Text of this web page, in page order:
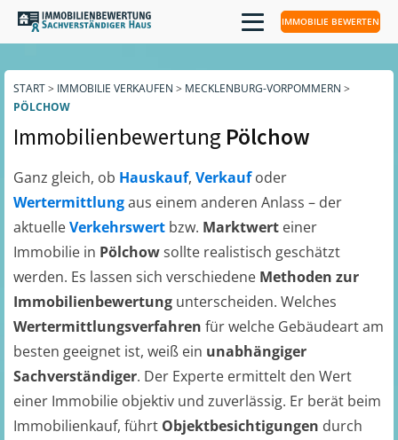
IMMOBILIE BEWERTEN
START> IMMOBILIE VERKAUFEN > MECKLENBURG-VORPOMMERN >
PÖLCHOW
Immobilienbewertung Pölchow
Ganz gleich, ob Hauskauf, Verkaufoder
Wertermittlungaus einem anderen Anlass – der
aktuelleVerkehrswert bzw. Marktwert einer
Immobilie in Pölchowsollte realistisch geschätzt
werden. Es lassen sich verschiedene Methoden zur
Immobilienbewertung unterscheiden. Welches
Wertermittlungsverfahren für welche Gebäudeart am
besten geeignet ist, weiß ein unabhängiger
Sachverständiger. Der Experte ermittelt den Wert
einer Immobilie objektiv und zuverlässig. Er berät beim
Immobilienkauf, führt Objektbesichtigungen durch